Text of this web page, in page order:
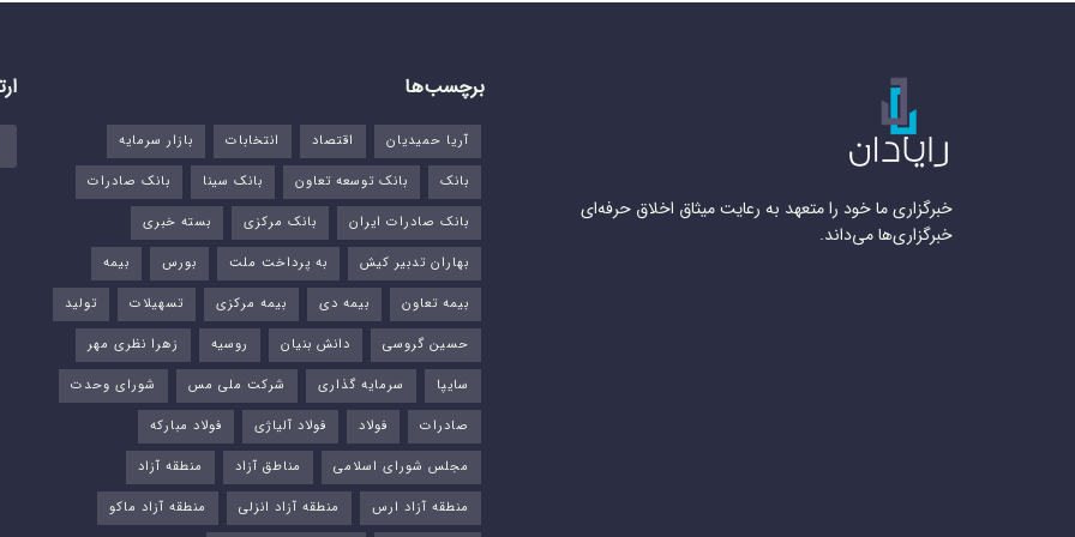
خبرگزاری ما خود را متعهد به رعایت میثاق اخلاق حرفه‌ای
خبرگزاری‌ها می‌داند.
برچسب‌ها
آریا حمیدیان اقتصاد انتخابات
بازار سرمایه
بانک
بانک توسعه تعاون بانک سینا
بانک صادرات
بانک صادرات ایران
بانک مرکزی
بسته خبری
بهاران تدبیر کیش
به پرداخت ملت بورس‌
بیمه
بیمه تعاون
بیمه دی بیمه مرکزی تسهیلات
تولید
حسین گروسی
دانش بنیان روسیه
زهرا نظری مهر
سایپا
سرمایه گذاری شرکت ملی مس
شورای وحدت
صادرات
فولاد فولاد آلیاژی
فولاد مبارکه
مجلس شورای اسلامی
مناطق آزاد
منطقه آزاد
منطقه آزاد ارس
منطقه آزاد انزلی منطقه آزاد ماکو